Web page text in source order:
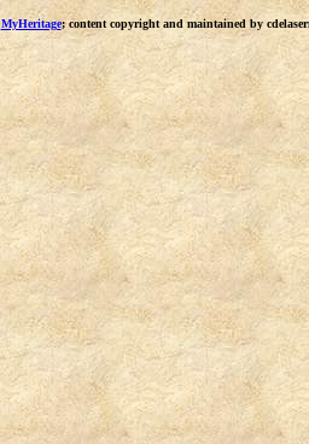
MyHeritage; content copyright and maintained by